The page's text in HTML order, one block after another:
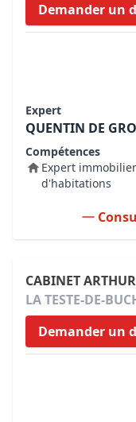
Demander un
Expert
QUENTIN DE
Compétences
Expert
d'habitations
CABINET
LA TESTE-DE-
Demander un